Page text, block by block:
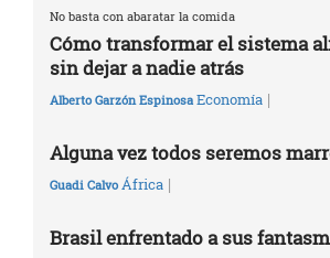
No basta con abaratar la comida
Cómo transformar el sistema
sin dejar a nadie atrás
Alberto Garzón Espinosa Economía |
Alguna vez todos seremos
Guadi Calvo África |
Brasil enfrentado a sus